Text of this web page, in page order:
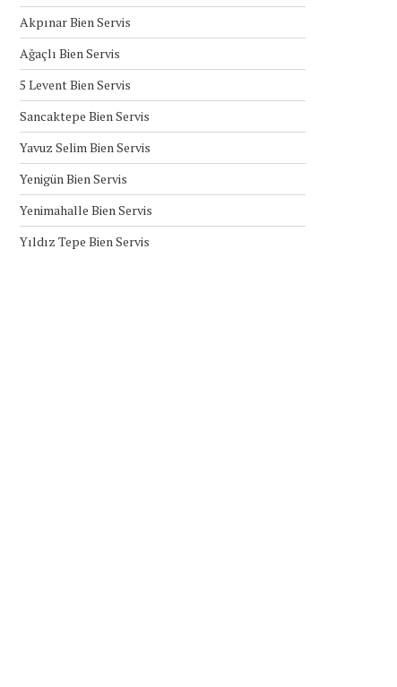
Akpınar Bien Servis
Ağaçlı Bien Servis
5 Levent Bien Servis
Sancaktepe Bien Servis
Yavuz Selim Bien Servis
Yenigün Bien Servis
Yenimahalle Bien Servis
Yıldız Tepe Bien Servis